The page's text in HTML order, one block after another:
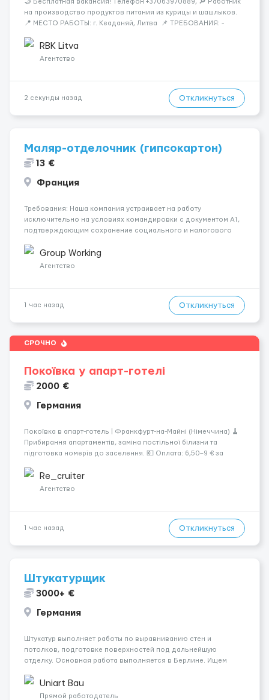
🤝 Бесплатная вакансия! Tелефон +37063970889, 🔎 Работник
на производство продуктов питания из курицы и шашлыков.
📍 МЕСТО РАБОТЫ: г. Кеаданяй, Литва 📌 ТРЕБОВАНИЯ: -
нужен 📆 ГРАФИК РАБОТЫ: - ПН по ВС, выходные плавающие
RBK Litva
Агентство
2 секунды назад Откликнуться
Маляр-отделочник (гипсокартон)
13 €
Франция
Требования: Наша компания устраивает на работу
исключительно на условиях командировки с документом A1,
подтверждающим сохранение социального и налогового
A1 могут получить граждане стран с упрощенным доступом к
рынку труда ЕС (Укра...
Group Working
Агентство
1 час назад Откликнуться
СРОЧНО
Покоївка у апарт-готелі
2000 €
Германия
Покоївка в апарт-готель | Франкфурт-на-Майні (Німеччина) 🧹
Прибирання апартаментів, заміна постільної білизни та
підготовка номерів до заселення. 💶 Оплата: 6,50–9 € за
близько 2000 € на місяць (після вирахув...
Re_cruiter
Агентство
1 час назад Откликнуться
Штукатурщик
3000+ €
Германия
Штукатур выполняет работы по выравниванию стен и
потолков, подготовке поверхностей под дальнейшую
отделку. Основная работа выполняется в Берлине. Ищем
специалистов с подтверждённым опытом и портфолио.
Обязанности Подготовка оснований ...
Uniart Bau
Прямой работодатель